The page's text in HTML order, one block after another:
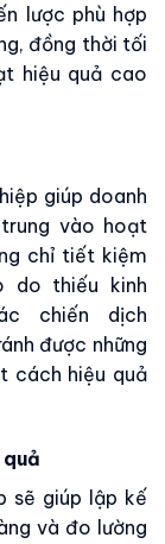
lược phù hợp
đồng thời tối
hiệu quả cao
giúp doanh
vào hoạt
chỉ tiết kiệm
do thiếu kinh
chiến dịch
được những
cách hiệu quả
sẽ giúp lập kế
và đo lường